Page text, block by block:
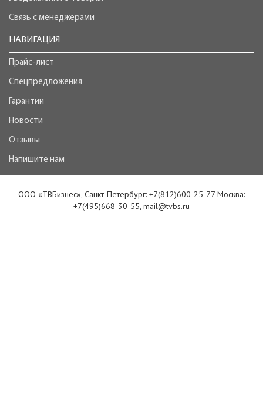
Связь с менеджерами
НАВИГАЦИЯ
Прайс-лист
Спецпредложения
Гарантии
Новости
Отзывы
Напишите нам
ООО «ТВБизнес», Санкт-Петербург: +7(812)600-25-77 Москва:
+7(495)668-30-55, mail@tvbs.ru